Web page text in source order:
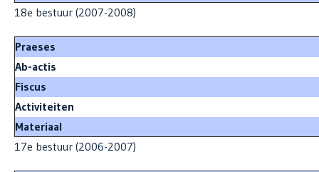
18e bestuur (2007-2008)
Praeses
Ab-actis
Fiscus
Activiteiten
Materiaal
17e bestuur (2006-2007)